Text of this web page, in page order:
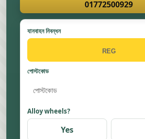
01772500929
যানবাহন নিবন্ধন
পোস্টকোড
Alloy wheels?
Yes